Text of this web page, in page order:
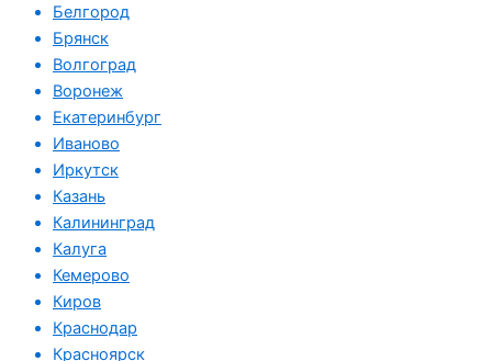
Белгород
Брянск
Волгоград
Воронеж
Екатеринбург
Иваново
Иркутск
Казань
Калининград
Калуга
Кемерово
Киров
Краснодар
Красноярск